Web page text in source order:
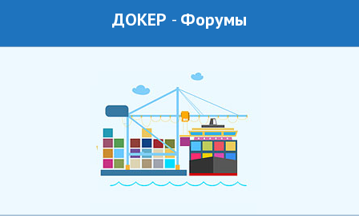
ДОКЕР - Форумы